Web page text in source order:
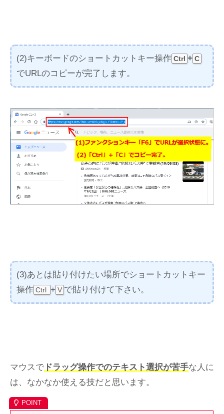
(2)キーボードのショートカットキー操作 Ctrl + C
でURLのコピーが完了します。
(3)あとは貼り付けたい場所でショートカットキー
操作 Ctrl + V で貼り付けて下さい。
マウスで ドラッグ操作でのテキスト選択が苦手な人に
は、なかなか使える技だと思います。